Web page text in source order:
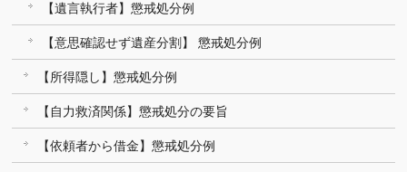
【遺言執行者】懲戒処分例
【意思確認せず遺産分割】 懲戒処分例
【所得隠し】懲戒処分例
【自力救済関係】懲戒処分の要旨
【依頼者から借金】懲戒処分例